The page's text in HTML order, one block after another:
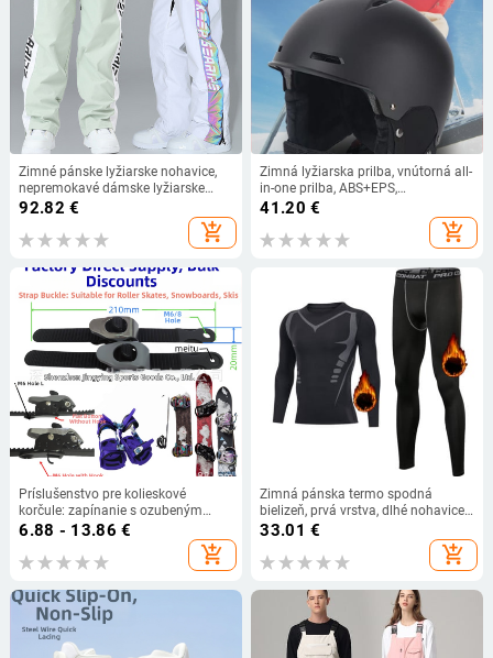
Zimné pánske lyžiarske nohavice,
nepremokavé dámske lyžiarske
overaly, tepláky, oblečenie na horskú
92.82 €
add_shopping_cart
Zimná lyžiarska prilba, vnútorná all-
in-one prilba, ABS+EPS,
Zhonghengxing, január 2025,
dospelých
41.20 €
add_shopping_cart
Príslušenstvo pre kolieskové
korčule: zapínanie s ozubeným
pásom, ozubený pás, spona na
JINGYING, Sezóna 2024-1
6.88 - 13.86 €
add_shopping_cart
Zimná pánska termo spodná
bielizeň, prvá vrstva, dlhé nohavice,
lyžovanie, motocykel, basketbal,
športová kompresia, rýchloschnúci
teplý oblek, veľkosť S-3XL
33.01 €
add_shopping_cart